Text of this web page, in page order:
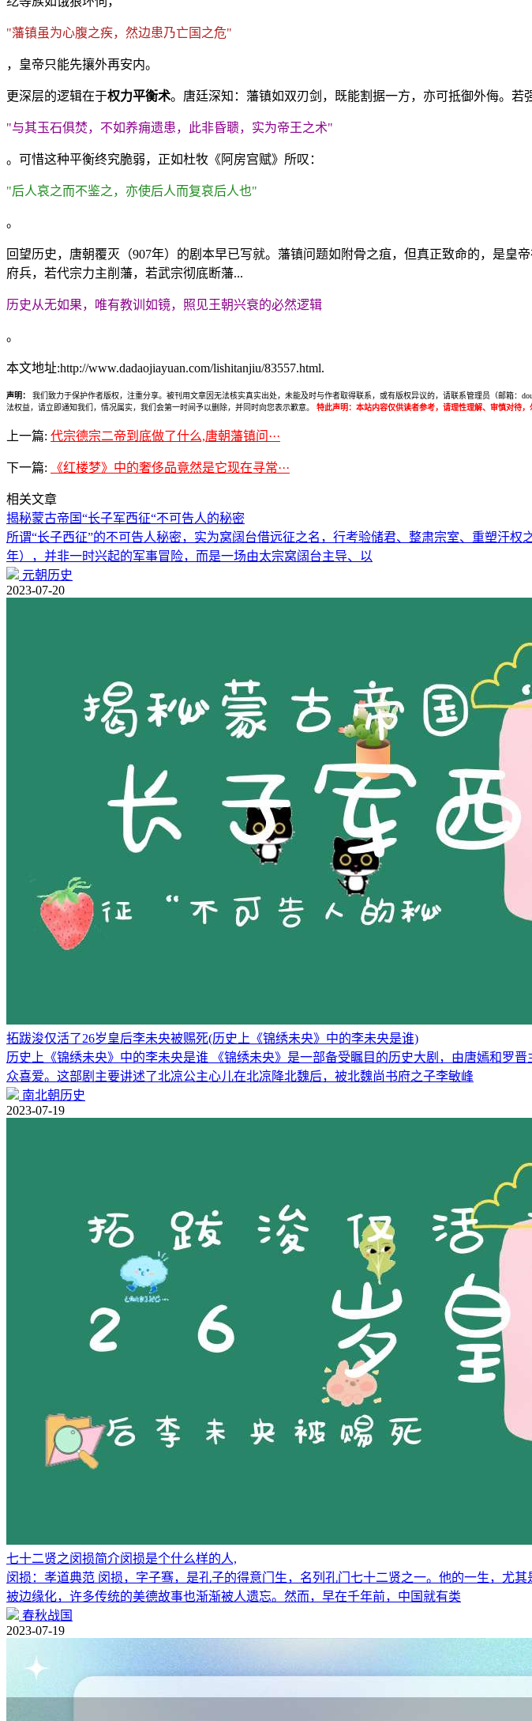
"藩镇虽为心腹之疾，然边患乃亡国之危"
，皇帝只能先攘外再安内。
更深层的逻辑在于权力平衡术。唐廷深知：藩镇如双刃剑，既能割据一方，亦可抵御外侮。
"与其玉石俱焚，不如养痈遗患，此非昏聩，实为帝王之术"
。可惜这种平衡终究脆弱，正如杜牧《阿房宫赋》所叹：
"后人哀之而不鉴之，亦使后人而复哀后人也"
。
回望历史，唐朝覆灭（907年）的剧本早已写就。藩镇问题如附骨之疽，但真正致命的，是
府兵，若代宗力主削藩，若武宗彻底断藩...
历史从无如果，唯有教训如镜，照见王朝兴衰的必然逻辑
。
本文地址:http://www.dadaojiayuan.com/lishitanjiu/83557.html.
声明：
我们致力于保护作者版权，注重分享。被刊用文章因无法核实真实出处，未能及时与作者取得联系，或有版权异议的，请联系管理员（邮箱：
法权益，请立即通知我们，情况属实，我们会第一时间予以删除，并同时向您表示歉意。
特此声明：本站内容仅供读者参考，请理性理解、审慎对待，
上一篇: 代宗德宗二帝到底做了什么,唐朝藩镇问···
下一篇: 《红楼梦》中的奢侈品竟然是它现在寻常···
相关文章
揭秘蒙古帝国“长子军西征“不可告人的秘密
所谓“长子西征”的不可告人秘密，实为窝阔台借远征之名，行考验储君、整肃宗室、重塑汗
年），并非一时兴起的军事冒险，而是一场由太宗窝阔台主导、以
元朝历史
2023-07-20
拓跋浚仅活了26岁皇后李未央被赐死(历史上《锦绣未央》中的李未央是谁)
历史上《锦绣未央》中的李未央是谁 《锦绣未央》是一部备受瞩目的历史大剧，由唐嫣和罗
众喜爱。这部剧主要讲述了北凉公主心儿在北凉降北魏后，被北魏尚书府之子李敏峰
南北朝历史
2023-07-19
七十二贤之闵损简介闵损是个什么样的人,
闵损：孝道典范 闵损，字子骞，是孔子的得意门生，名列孔门七十二贤之一。他的一生，尤
被边缘化，许多传统的美德故事也渐渐被人遗忘。然而，早在千年前，中国就有类
春秋战国
2023-07-19